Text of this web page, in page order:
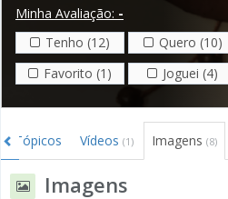
Minha Avaliação: -
Tenho (12)
Quero (10)
Favorito (1)
Joguei (4)
Tópicos Vídeos (1) Imagens (8)
Imagens